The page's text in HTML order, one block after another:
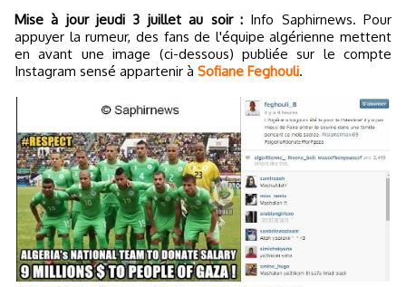
Mise à jour jeudi 3 juillet au soir :Info Saphirnews. Pour
appuyer la rumeur, des fans de l'équipe algérienne mettent
en avant une image (ci-dessous) publiée sur le compte
Instagram sensé appartenir à Sofiane Feghouli.